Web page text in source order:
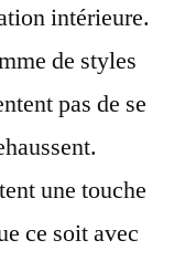
intérieure.
de styles
pas de se
une touche
ce soit avec